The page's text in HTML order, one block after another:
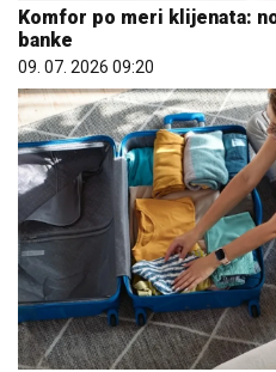
Komfor po meri klijenata:
banke
09. 07. 2026 09:20